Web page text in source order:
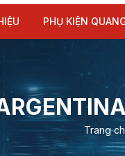
PHỤ KIỆN
Dây nhảy quang
Trang